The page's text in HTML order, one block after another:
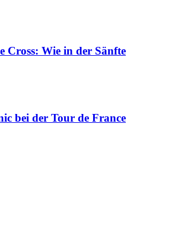
Cross: Wie in der Sänfte
bei der Tour de France